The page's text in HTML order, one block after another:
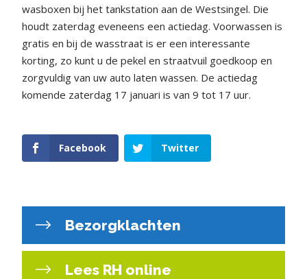
wasboxen bij het tankstation aan de Westsingel. Die
houdt zaterdag eveneens een actiedag. Voorwassen is
gratis en bij de wasstraat is er een interessante
korting, zo kunt u de pekel en straatvuil goedkoop en
zorgvuldig van uw auto laten wassen. De actiedag
komende zaterdag 17 januari is van 9 tot 17 uur.
Facebook Twitter
Bezorgklachten
Lees RH online